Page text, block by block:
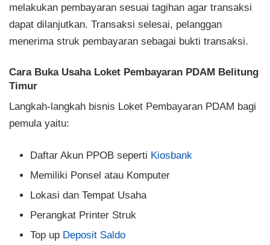
melakukan pembayaran sesuai tagihan agar transaksi
dapat dilanjutkan. Transaksi selesai, pelanggan
menerima struk pembayaran sebagai bukti transaksi.
Cara Buka Usaha Loket Pembayaran PDAM Belitung
Timur
Langkah-langkah bisnis Loket Pembayaran PDAM bagi
pemula yaitu:
Daftar Akun PPOB seperti Kiosbank
Memiliki Ponsel atau Komputer
Lokasi dan Tempat Usaha
Perangkat Printer Struk
Top up Deposit Saldo